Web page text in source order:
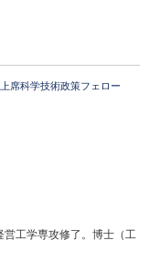
席科学技術政策フェロー
工学専攻修了。博士（工